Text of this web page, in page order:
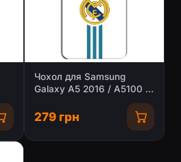
Чохол для Samsung
Galaxy A5 2016 / A5100 /
279 грн